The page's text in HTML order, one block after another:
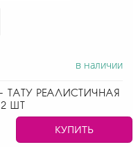
в наличии
- ТАТУ РЕАЛИСТИЧНАЯ
ШТ
КУПИТЬ